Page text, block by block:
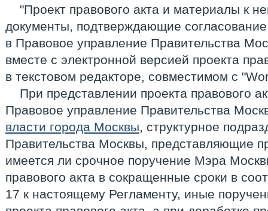
"Проект правового акта и материалы к
документы, подтверждающие
в Правовое управление Правительства
вместе с электронной версией проекта
в текстовом редакторе, совместимом с
При представлении проекта правового
Правовое управление Правительства
власти города Москвы, структурное
Правительства Москвы, представляющие
имеется ли срочное поручение Мэра
правового акта в сокращенные сроки в
17 к настоящему Регламенту, иные